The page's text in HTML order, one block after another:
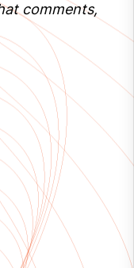
comments,